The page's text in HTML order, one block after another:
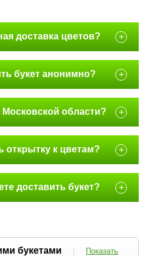
доставка цветов? +
букет анонимно? +
Московской области? +
открытку к цветам? +
доставить букет? +
букетами |
Показать